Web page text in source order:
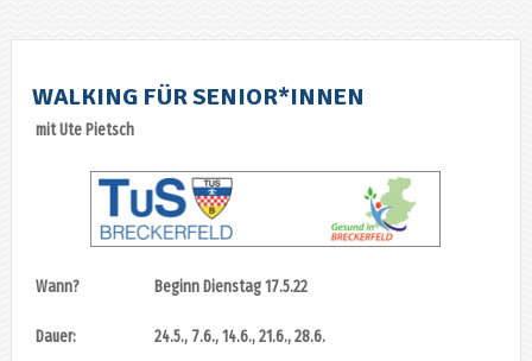
WALKING FÜR SENIOR*INNEN
mit Ute Pietsch
Wann? Beginn Dienstag 17.5.22
Dauer: 24.5., 7.6., 14.6., 21.6., 28.6.